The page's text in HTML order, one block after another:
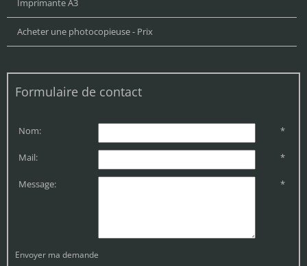
Imprimante A3
Acheter une photocopieuse - Prix
Formulaire de contact
Nom: *
Mail: *
Message: *
Envoyer ma demande